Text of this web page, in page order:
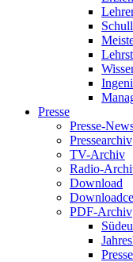
Presse
Presse-
Pressearchiv
TV-Archiv
Radio-
Download
PDF-Archiv